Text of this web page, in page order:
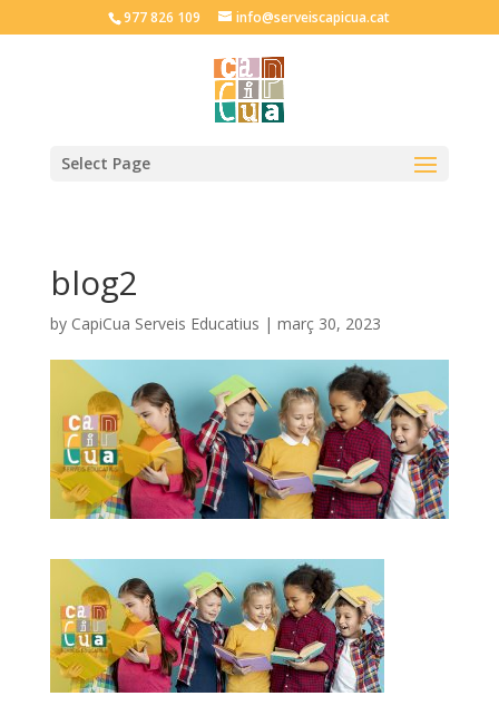
977 826 109 info@serveiscapicua.cat
Select Page
blog2
by CapiCua Serveis Educatius | març 30, 2023